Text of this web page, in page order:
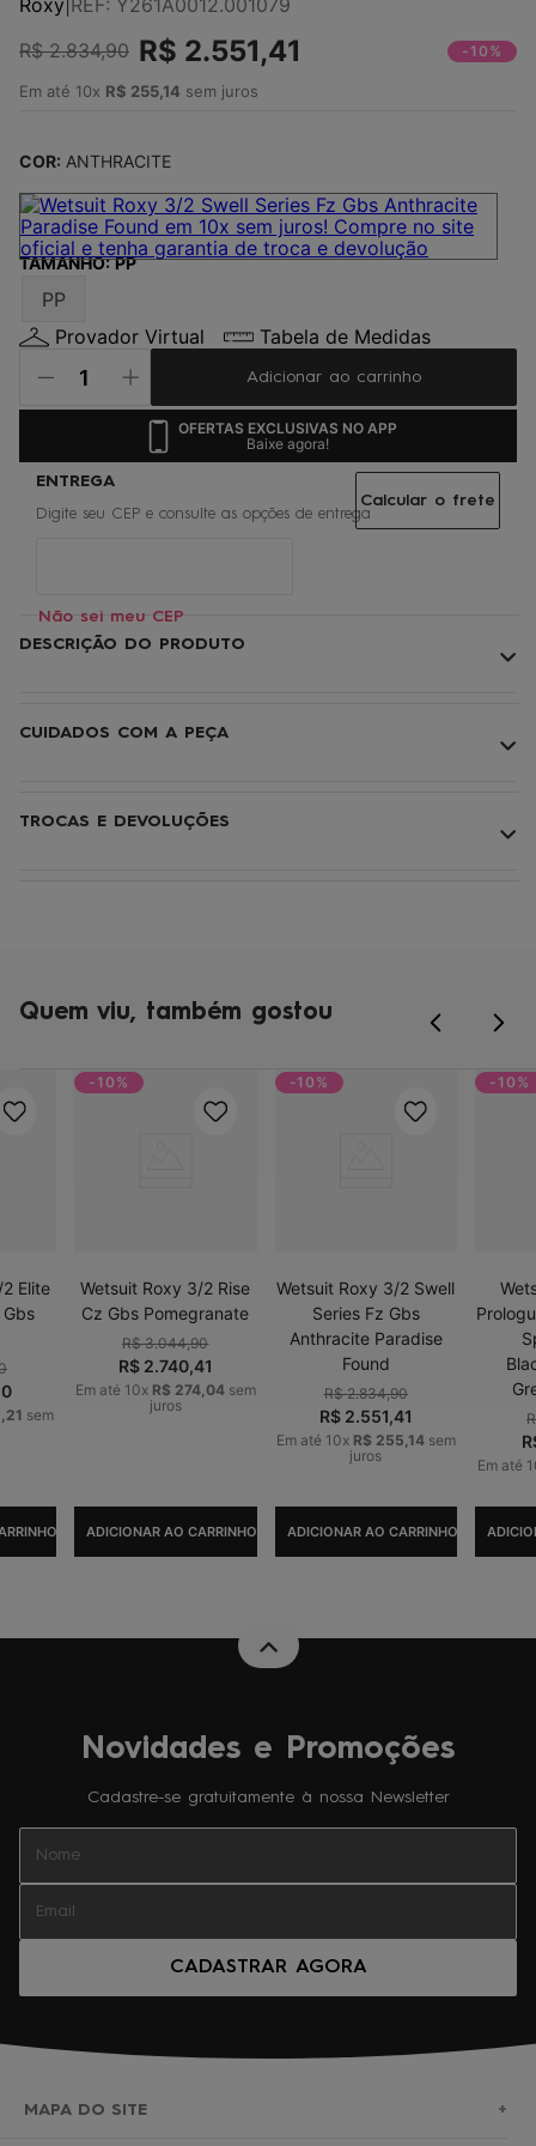
Roxy REF: Y261A0012.001079
R$ 2.834,90 R$ 2.551,41
Em até 10x R$ 25514 sem juros
-10%
COR: ANTHRACITE
TAMANHO: PP
PP
Provador Virtual
Tabela de Medidas
Adicionar ao carrinho
OFERTAS EXCLUSIVAS NO APP
Baixe agora!
Não sei meu CEP
Calcular o frete
DESCRIÇÃO DO PRODUTO
CUIDADOS COM A PEÇA
TROCAS E DEVOLUÇÕES
Quem viu, também gostou
Elite
21 sem
-10%
Wetsuit Roxy 3/2 Rise
Cz Gbs Pomegranate
R$ 3.044,90
R$ 2.740,41
Em até 10x R$ 274, 04sem
juros
ADICIONAR AO CARRINHO
-10%
Wetsuit Roxy 3/2 Swell
Series Fz Gbs
Anthracite Paradise
Found
R$ 2.834,90
R$ 2.551,41
Em até 10x R$ 255 14sem
juros
ADICIONAR AO CARRINHO
-10%
Em até
Novidades e Promoções
Cadastre-se gratuitamente à nossa Newsletter
CADASTRAR AGORA
MAPA DO SITE +
4º
jaqueta
5º
maio
6 º
boardshort
8º
oculos
9º
gorro
10º regata